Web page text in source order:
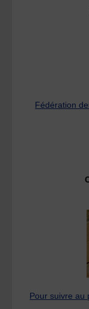
Fédération
Pour suivre au